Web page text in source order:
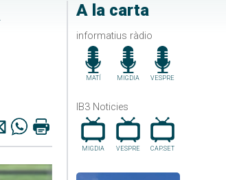
A la carta
informatius ràdio
MATÍ MIGDIA VESPRE
IB3 Noticies
MIGDIA VESPRE CAP.SET